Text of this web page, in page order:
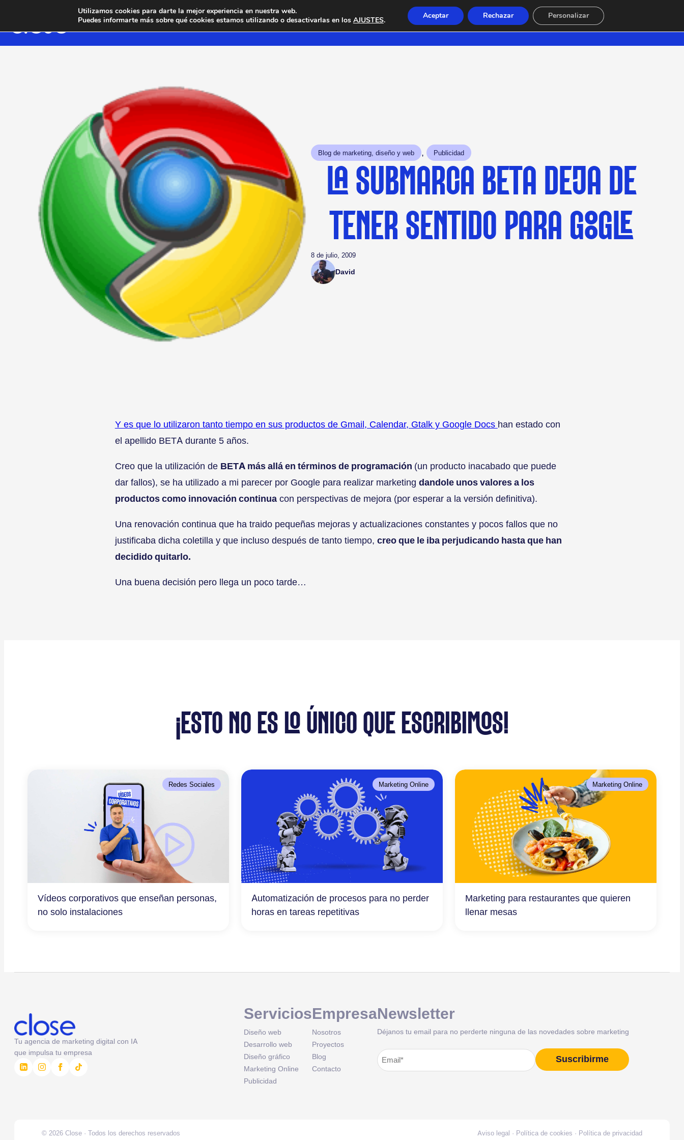
Blog de marketing, diseño y web , Publicidad
LA SUBMARCA BETA DEJA DE
TENER SENTIDO PARA GOOGLE
8 de julio, 2009
David
Y es que lo utilizaron tanto tiempo en sus productos de Gmail, Calendar, Gtalk y Google Docs han estado con
el apellido BETA durante 5 años.
Creo que la utilización de BETA más allá en términos de programación (un producto inacabado que puede
dar fallos), se ha utilizado a mi parecer por Google para realizar marketing dandole unos valores a los
productos como innovación continuacon perspectivas de mejora (por esperar a la versión definitiva).
Una renovación continua que ha traido pequeñas mejoras y actualizaciones constantes y pocos fallos que no
justificaba dicha coletilla y que incluso después de tanto tiempo, creo que le iba perjudicando hasta que han
decidido quitarlo.
Una buena decisión pero llega un poco tarde…
¡ESTO NO ES LO ÚNICO QUE ESCRIBIMOS!
Redes Sociales
Vídeos corporativos que enseñan personas,
no solo instalaciones
Marketing Online
Automatización de procesos para no perder
horas en tareas repetitivas
Marketing Online
Marketing para restaurantes que quieren
llenar mesas
Tu agencia de marketing digital con IA
que impulsa tu empresa
Servicios
Diseño web
Desarrollo web
Diseño gráfico
Marketing Online
Publicidad
Empresa
Nosotros
Proyectos
Blog
Contacto
Newsletter
Déjanos tu email para no perderte ninguna de las novedades sobre marketing
Correo
electrónico(Obligatorio)
Suscribirme
Alternative:
© 2026 Close · Todos los derechos reservados Aviso legal · Política de cookies · Política de privacidad
Utilizamos cookies para darte la mejor experiencia en nuestra web.
Puedes informarte más sobre qué cookies estamos utilizando o desactivarlas en los AJUSTES. Aceptar Rechazar Personalizar